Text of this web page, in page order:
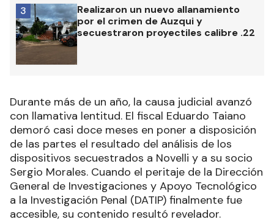
Realizaron un nuevo allanamiento
por el crimen de Auzqui y
secuestraron proyectiles calibre .22
3
Durante más de un año, la causa judicial avanzó
con llamativa lentitud. El fiscal Eduardo Taiano
demoró casi doce meses en poner a disposición
de las partes el resultado del análisis de los
dispositivos secuestrados a Novelli y a su socio
Sergio Morales. Cuando el peritaje de la Dirección
General de Investigaciones y Apoyo Tecnológico
a la Investigación Penal (DATIP) finalmente fue
accesible, su contenido resultó revelador.